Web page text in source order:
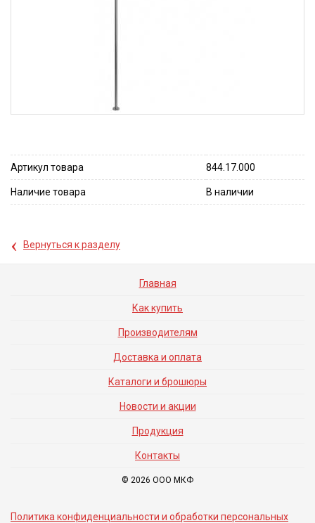
Артикул товара 844.17.000
Наличие товара В наличии
‹ Вернуться к разделу
Главная
Как купить
Производителям
Доставка и оплата
Каталоги и брошюры
Новости и акции
Продукция
Контакты
© 2026 ООО МКФ
Политика конфиденциальности и обработки персональных